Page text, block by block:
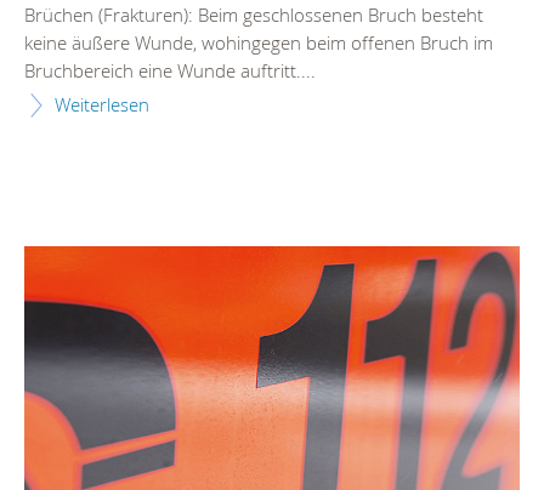
Brüchen (Frakturen): Beim geschlossenen Bruch besteht
keine äußere Wunde, wohingegen beim offenen Bruch im
Bruchbereich eine Wunde auftritt....
Weiterlesen